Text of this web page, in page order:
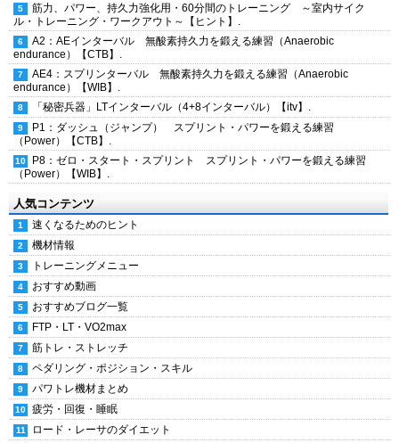
筋力、パワー、持久力強化用・60分間のトレーニング ～室内サイク
ル・トレーニング・ワークアウト～【ヒント】.
A2：AEインターバル 無酸素持久力を鍛える練習（Anaerobic
endurance）【CTB】.
AE4：スプリンターバル 無酸素持久力を鍛える練習（Anaerobic
endurance）【WIB】.
「秘密兵器」LTインターバル（4+8インターバル）【itv】.
P1：ダッシュ（ジャンプ） スプリント・パワーを鍛える練習
（Power）【CTB】.
P8：ゼロ・スタート・スプリント スプリント・パワーを鍛える練習
（Power）【WIB】.
人気コンテンツ
速くなるためのヒント
機材情報
トレーニングメニュー
おすすめ動画
おすすめブログ一覧
FTP・LT・VO2max
筋トレ・ストレッチ
ペダリング・ポジション・スキル
パワトレ機材まとめ
疲労・回復・睡眠
ロード・レーサのダイエット